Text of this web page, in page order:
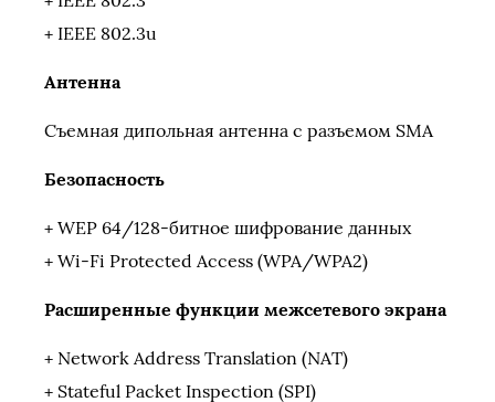
+ IEEE 802.3u
Антенна
Съемная дипольная антенна с разъемом SMA
Безопасность
+ WEP 64/128-битное шифрование данных
+ Wi-Fi Protected Access (WPA/WPA2)
Расширенные функции межсетевого экрана
+ Network Address Translation (NAT)
+ Stateful Packet Inspection (SPI)